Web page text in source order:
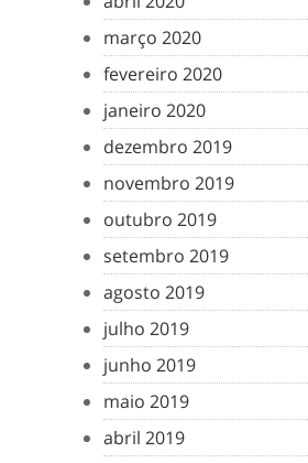
março 2020
fevereiro 2020
janeiro 2020
dezembro 2019
novembro 2019
outubro 2019
setembro 2019
agosto 2019
julho 2019
junho 2019
maio 2019
abril 2019